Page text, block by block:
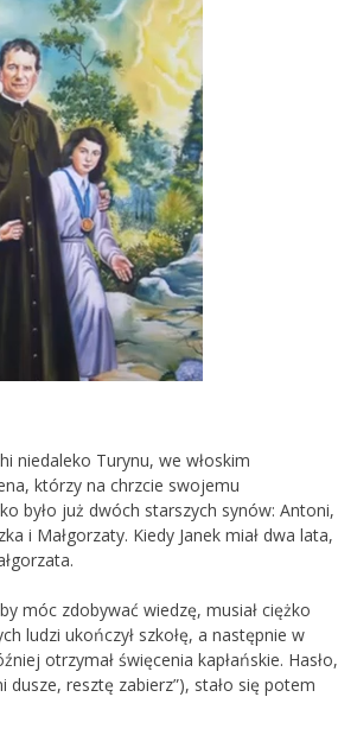
niedaleko Turynu, we włoskim
którzy na chrzcie swojemu
było już dwóch starszych synów: Antoni,
i Małgorzaty. Kiedy Janek miał dwa lata,
móc zdobywać wiedzę, musiał ciężko
ludzi ukończył szkołę, a następnie w
otrzymał święcenia kapłańskie. Hasło,
resztę zabierz”), stało się potem